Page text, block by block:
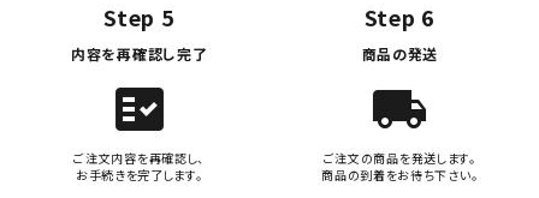
Step 5
内容を再確認し完了
fact_check
ご注文内容を再確認し、
お手続きを完了します。
Step 6
商品の発送
local_shipping
ご注文の商品を発送します。
商品の到着をお待ち下さい。